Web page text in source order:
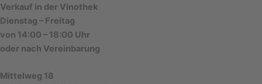
Verkauf in der Vinothek
Dienstag – Freitag
von 14:00 – 18:00 Uhr
oder nach Vereinbarung
Mittelweg 18